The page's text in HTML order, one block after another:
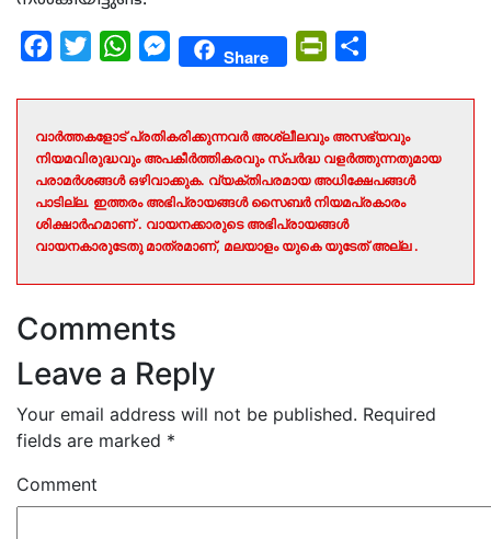
Facebook
Twitter WhatsAppMessengerShare PrintFriendly
വാർത്തകളോട് പ്രതികരിക്കുന്നവർ അശ്ലീലവും അസഭ്യവും
നിയമവിരുദ്ധവും അപകീർത്തികരവും സ്പർദ്ധ വളർത്തുന്നതുമായ
പരാമർശങ്ങൾ ഒഴിവാക്കുക. വ്യക്തിപരമായ അധിക്ഷേപങ്ങൾ
പാടില്ല. ഇത്തരം അഭിപ്രായങ്ങൾ സൈബർ നിയമപ്രകാരം
ശിക്ഷാർഹമാണ് . വായനക്കാരുടെ അഭിപ്രായങ്ങൾ
വായനകാരുടേതു മാത്രമാണ്, മലയാളം യുകെ യുടേത് അല്ല .
Comments
Leave a Reply
Your email address will not be published. Required
fields are marked *
Comment